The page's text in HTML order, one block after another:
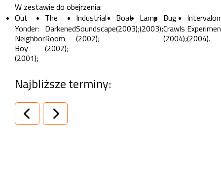
W zestawie do obejrzenia:
Out
Yonder:
Neighbor
Boy
(2001);
The
Darkened
Room
(2002);
Industrial
Soundscape
(2002);
Boat
(2003);
Lamp
(2003);
Bug
Crawls
(2004);(2004).
Najbliższe terminy: